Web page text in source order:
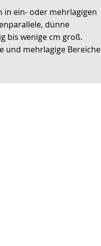
in ein- oder mehrlagigen
dünne
bis wenige cm groß.
und mehrlagige Bereiche